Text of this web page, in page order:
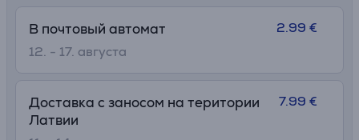
В почтовый автомат
12. - 17. августа
2.99 €
Доставка с заносом на територии
Латвии
7.99 €